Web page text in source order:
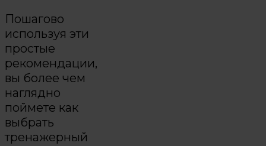
Пошагово
используя эти
простые
рекомендации,
вы более чем
наглядно
поймете как
выбрать
тренажерный